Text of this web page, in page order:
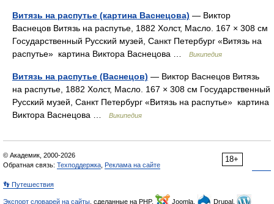
Витязь на распутье (картина Васнецова) — Виктор
Васнецов Витязь на распутье, 1882 Холст, Масло. 167 × 308 см
Государственный Русский музей, Санкт Петербург «Витязь на
распутье» картина Виктора Васнецова …
Википедия
Витязь на распутье (Васнецов) — Виктор Васнецов Витязь
на распутье, 1882 Холст, Масло. 167 × 308 см Государственный
Русский музей, Санкт Петербург «Витязь на распутье» картина
Виктора Васнецова …
Википедия
18+
© Академик, 2000-2026
Обратная связь: Техподдержка Реклама на сайте
👣 Путешествия
Экспорт словарей на сайты , сделанные на PHP, Joomla, Drupal,